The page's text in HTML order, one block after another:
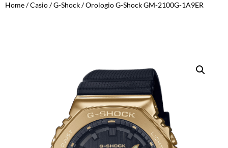
Home/Casio/G-Shock/ Orologio G-Shock GM-2100G-1A9ER